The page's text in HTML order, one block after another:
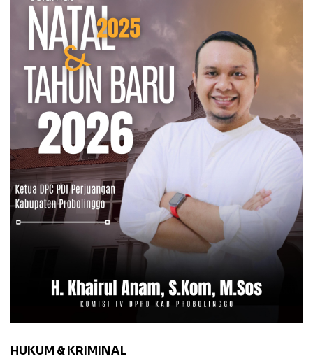
HUKUM & KRIMINAL